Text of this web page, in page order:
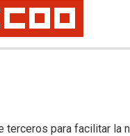
para facilitar la